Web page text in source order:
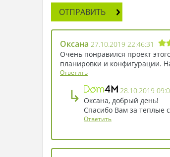
ОТПРАВИТЬ
Оксана 27.10.2019 22:46:31
Очень понравился проект
планировки и конфигурации.
Ответить
↳
28.10.2019
Оксана, добрый день!
Спасибо Вам за теплые
Ответить